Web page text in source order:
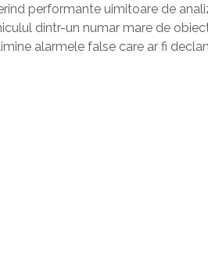
performante uimitoare de
dintr-un numar mare de
alarmele false care ar fi